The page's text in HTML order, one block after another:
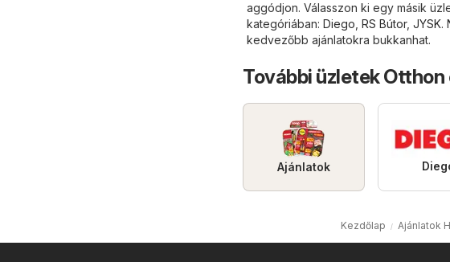
aggódjon. Válasszon ki egy másik
kategóriában: Diego RS Bútor, JYSK.
kedvezőbb ajánlatokra bukkanhat.
További üzletek Otthon
Ajánlatok
Kezdőlap Ajánlatok